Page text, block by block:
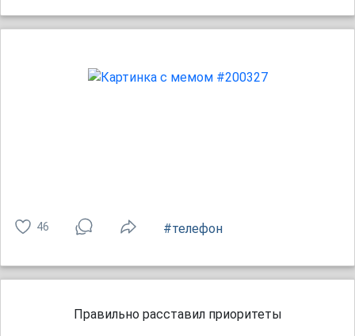
46 #телефон
Правильно расставил приоритеты